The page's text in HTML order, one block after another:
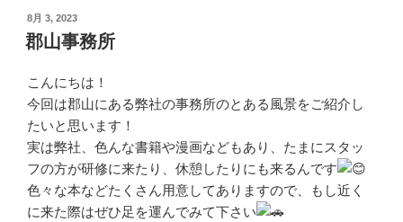
投
稿
日:
8月 3, 2023
郡山事務所
こんにちは！
今回は郡山にある弊社の事務所のとある風景をご紹介し
たいと思います！
実は弊社、色んな書籍や漫画などもあり、たまにスタッ
フの方が研修に来たり、休憩したりにも来るんです
色々な本などたくさん用意してありますので、もし近く
に来た際はぜひ足を運んでみて下さい